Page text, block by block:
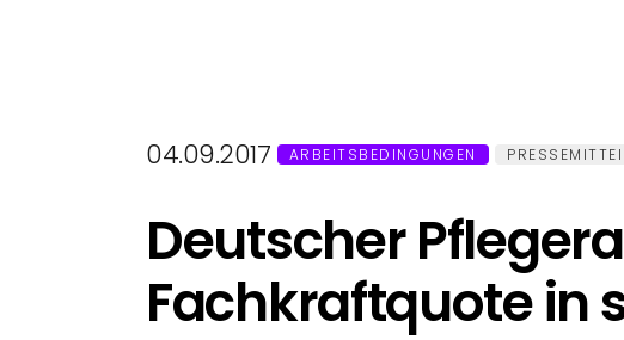
04.09.2017 ARBEITSBEDINGUNGEN
Deutscher
Fachkraftquote in